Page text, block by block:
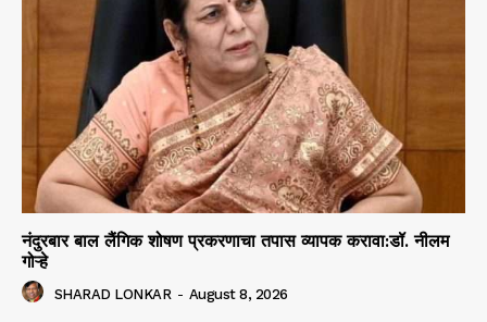
नंदुरबार बाल लैंगिक शोषण प्रकरणाचा तपास व्यापक करावा:डॉ. नीलम
गोऱ्हे
SHARAD LONKAR - August 8, 2026